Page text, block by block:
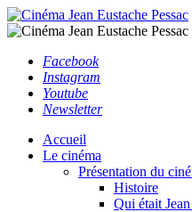
Facebook
Instagram
Youtube
Newsletter
Accueil
Le cinéma
Présentation du
Histoire
Qui était